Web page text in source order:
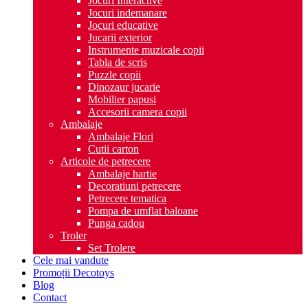
Jocuri indemanare
Jocuri educative
Jucarii exterior
Instrumente muzicale copii
Tabla de scris
Puzzle copii
Dinozaur jucarie
Mobilier papusi
Accesorii camera copii
Ambalaje
Ambalaje Flori
Cutii carton
Articole de petrecere
Ambalaje hartie
Decoratiuni petrecere
Petrecere tematica
Pompa de umflat baloane
Punga cadou
Troler
Set Trolere
Cele mai vandute
Promoții Decotoys
Blog
Contact